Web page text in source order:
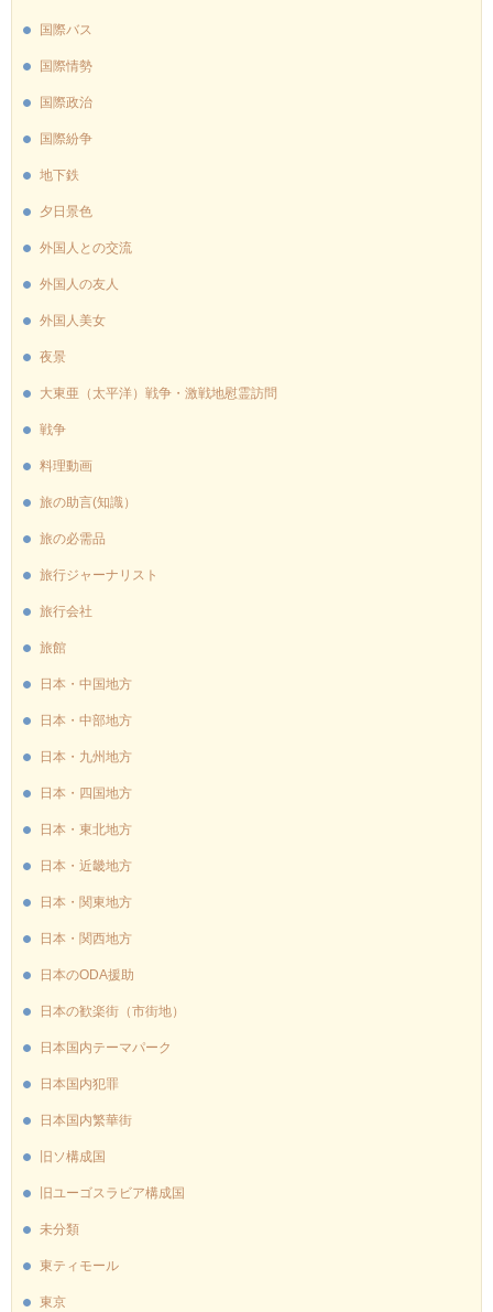
国際バス
国際情勢
国際政治
国際紛争
地下鉄
夕日景色
外国人との交流
外国人の友人
外国人美女
夜景
大東亜（太平洋）戦争・激戦地慰霊訪問
戦争
料理動画
旅の助言(知識）
旅の必需品
旅行ジャーナリスト
旅行会社
旅館
日本・中国地方
日本・中部地方
日本・九州地方
日本・四国地方
日本・東北地方
日本・近畿地方
日本・関東地方
日本・関西地方
日本のODA援助
日本の歓楽街（市街地）
日本国内テーマパーク
日本国内犯罪
日本国内繁華街
旧ソ構成国
旧ユーゴスラビア構成国
未分類
東ティモール
東京